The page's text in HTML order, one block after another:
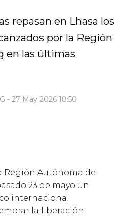
repasan en Lhasa los
por la Región
en las últimas
- 27 May 2026 18:50
Región Autónoma de
23 de mayo un
internacional
la liberación